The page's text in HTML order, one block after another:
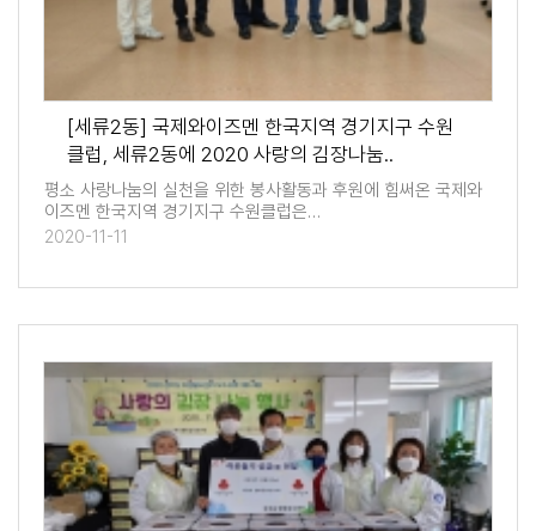
[세류2동] 국제와이즈멘 한국지역 경기지구 수원
클럽, 세류2동에 2020 사랑의 김장나눔..
평소 사랑나눔의 실천을 위한 봉사활동과 후원에 힘써온 국제와
이즈멘 한국지역 경기지구 수원클럽은…
2020-11-11